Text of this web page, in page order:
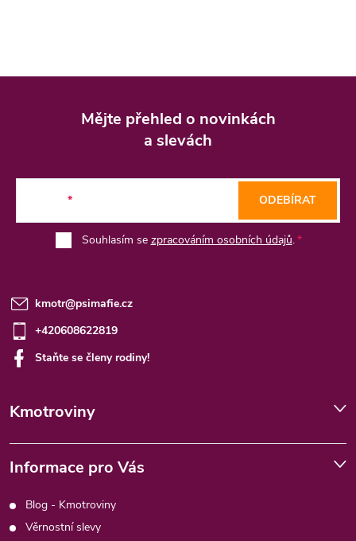
Mějte přehled o novinkách
a slevách
Souhlasím se zpracováním osobních údajů.
ODEBÍRAT
kmotr@psimafie.cz
+420608622819
Staňte se členy rodiny!
Kmotroviny
Informace pro Vás
Blog - Kmotroviny
Věrnostní slevy